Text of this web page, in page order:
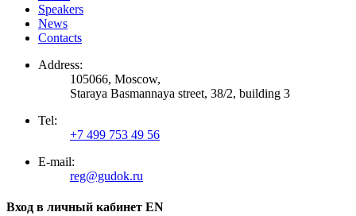
Speakers
News
Contacts
Address:
105066, Moscow,
Staraya Basmannaya street, 38/2, building 3
Tel:
+7 499 753 49 56
E-mail:
reg@gudok.ru
Вход в личный кабинет EN